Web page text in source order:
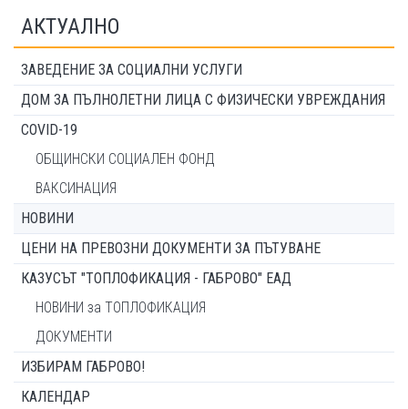
АКТУАЛНО
ЗАВЕДЕНИЕ ЗА СОЦИАЛНИ УСЛУГИ
ДОМ ЗА ПЪЛНОЛЕТНИ ЛИЦА С ФИЗИЧЕСКИ УВРЕЖДАНИЯ
COVID-19
ОБЩИНСКИ СОЦИАЛЕН ФОНД
ВАКСИНАЦИЯ
НОВИНИ
ЦЕНИ НА ПРЕВОЗНИ ДОКУМЕНТИ ЗА ПЪТУВАНЕ
КАЗУСЪТ "ТОПЛОФИКАЦИЯ - ГАБРОВО" ЕАД
НОВИНИ за ТОПЛОФИКАЦИЯ
ДОКУМЕНТИ
ИЗБИРАМ ГАБРОВО!
КАЛЕНДАР